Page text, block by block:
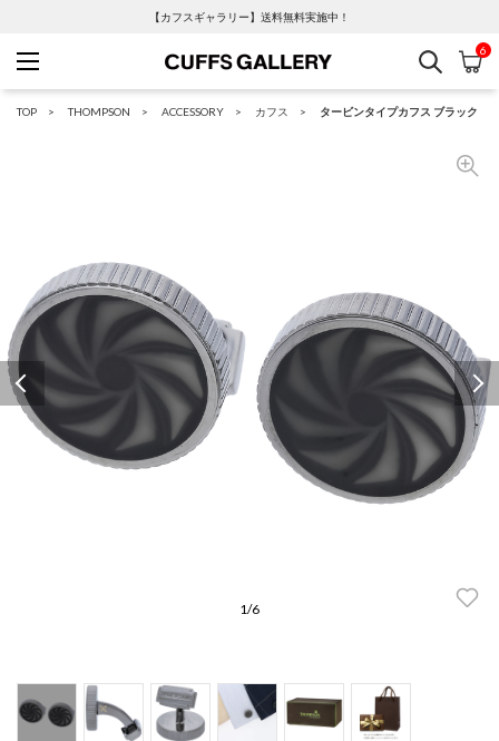
【カフスギャラリー】送料無料実施中！
Cuffs Gallery
検索 カ
6
TOP THOMPSON ACCESSORY カフス タービンタイプカフス ブラック
1/6
Previous